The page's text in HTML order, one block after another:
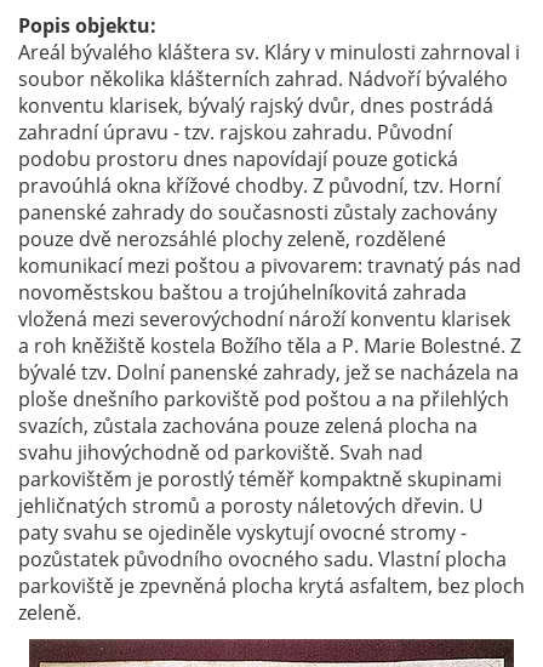
Popis objektu:
Areál bývalého kláštera sv. Kláry v minulosti zahrnoval i
soubor několika klášterních zahrad. Nádvoří bývalého
konventu klarisek, bývalý rajský dvůr, dnes postrádá
zahradní úpravu - tzv. rajskou zahradu. Původní
podobu prostoru dnes napovídají pouze gotická
pravoúhlá okna křížové chodby. Z původní, tzv. Horní
panenské zahrady do současnosti zůstaly zachovány
pouze dvě nerozsáhlé plochy zeleně, rozdělené
komunikací mezi poštou a pivovarem: travnatý pás nad
novoměstskou baštou a trojúhelníkovitá zahrada
vložená mezi severovýchodní nároží konventu klarisek
a roh kněžiště kostela Božího těla a P. Marie Bolestné. Z
bývalé tzv. Dolní panenské zahrady, jež se nacházela na
ploše dnešního parkoviště pod poštou a na přilehlých
svazích, zůstala zachována pouze zelená plocha na
svahu jihovýchodně od parkoviště. Svah nad
parkovištěm je porostlý téměř kompaktně skupinami
jehličnatých stromů a porosty náletových dřevin. U
paty svahu se ojediněle vyskytují ovocné stromy -
pozůstatek původního ovocného sadu. Vlastní plocha
parkoviště je zpevněná plocha krytá asfaltem, bez ploch
zeleně.